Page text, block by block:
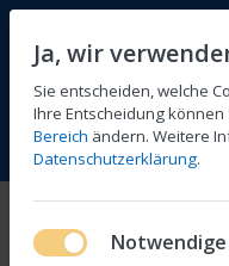
Menü Anmelden
Ja, wir
Sie entscheiden, welche
Ihre Entscheidung
Bereich ändern. Weitere
Datenschutzerklärung.
Notwendige